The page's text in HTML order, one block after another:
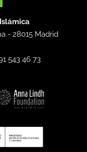
-28015 Madrid
543 46 73